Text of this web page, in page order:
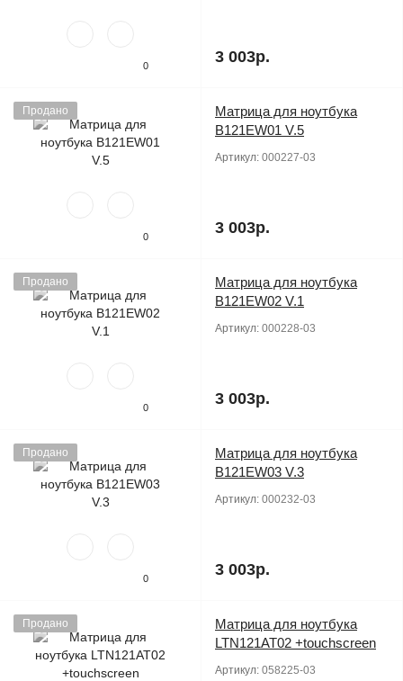
0 3 003р.
Продано
0
Матрица для ноутбука
B121EW01 V.5
Артикул: 000227-03
3 003р.
Продано
0
Матрица для ноутбука
B121EW02 V.1
Артикул: 000228-03
3 003р.
Продано
0
Матрица для ноутбука
B121EW03 V.3
Артикул: 000232-03
3 003р.
Продано
Матрица для ноутбука
LTN121AT02 +touchscreen
Артикул: 058225-03